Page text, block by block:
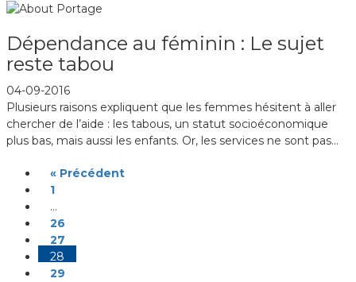
Dépendance au féminin : Le sujet
reste tabou
04-09-2016
Plusieurs raisons expliquent que les femmes hésitent à aller
chercher de l’aide : les tabous, un statut socioéconomique
plus bas, mais aussi les enfants. Or, les services ne sont pas...
« Précédent
1
…
26
27
28
29